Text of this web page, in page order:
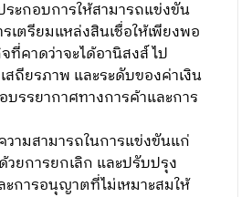
ะกอบการให้สามารถแข่งขัน
เตรียมแหล่งสินเชื่อให้เพียงพอ
ที่คาดว่าจะได้อานิสงส์ ไป
สถียรภาพ และระดับของค่าเงิน
บรรยากาศทางการค้าและการ
วามสามารถในการแข่งขันแก่
วยการยกเลิก และปรับปรุง
การอนุญาตที่ไม่เหมาะสมให้